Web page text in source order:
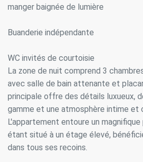
manger baignée de lumière
Buanderie indépendante
WC invités de courtoisie
La zone de nuit comprend 3
avec salle de bain attenante et
principale offre des détails luxueux,
gamme et une atmosphère intime et
L'appartement entoure un
étant situé à un étage élevé,
dans tous ses recoins.